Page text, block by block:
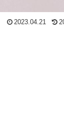
2023.04.21